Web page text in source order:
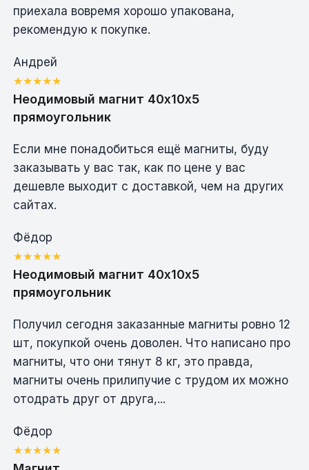
приехала вовремя хорошо упакована,
рекомендую к покупке.
Андрей
Неодимовый магнит 40х10х5
прямоугольник
Если мне понадобиться ещё магниты, буду
заказывать у вас так, как по цене у вас
дешевле выходит с доставкой, чем на других
сайтах.
Фёдор
Неодимовый магнит 40х10х5
прямоугольник
Получил сегодня заказанные магниты ровно 12
шт, покупкой очень доволен. Что написано про
магниты, что они тянут 8 кг, это правда,
магниты очень прилипучие с трудом их можно
отодрать друг от друга,...
Фёдор